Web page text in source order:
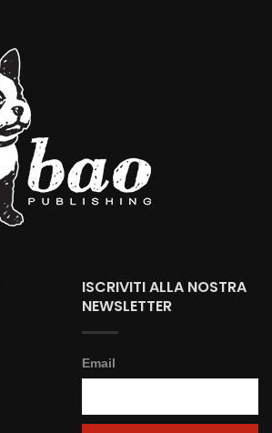
ISCRIVITI ALLA NOSTRA
NEWSLETTER
Email